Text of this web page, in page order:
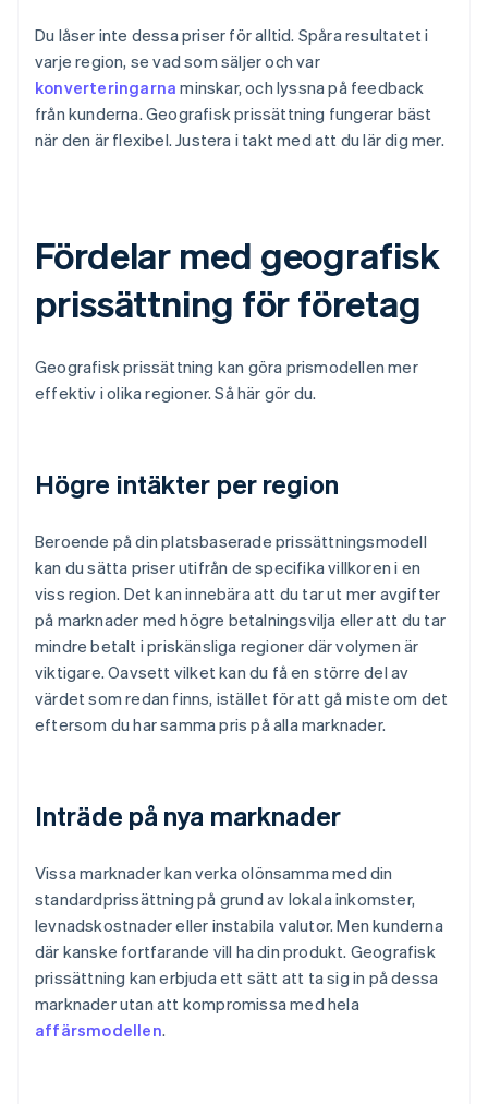
Du låser inte dessa priser för alltid. Spåra resultatet i
varje region, se vad som säljer och var
konverteringarna minskar, och lyssna på feedback
från kunderna. Geografisk prissättning fungerar bäst
när den är flexibel. Justera i takt med att du lär dig mer.
Fördelar med geografisk
prissättning för företag
Geografisk prissättning kan göra prismodellen mer
effektiv i olika regioner. Så här gör du.
Högre intäkter per region
Beroende på din platsbaserade prissättningsmodell
kan du sätta priser utifrån de specifika villkoren i en
viss region. Det kan innebära att du tar ut mer avgifter
på marknader med högre betalningsvilja eller att du tar
mindre betalt i priskänsliga regioner där volymen är
viktigare. Oavsett vilket kan du få en större del av
värdet som redan finns, istället för att gå miste om det
eftersom du har samma pris på alla marknader.
Inträde på nya marknader
Vissa marknader kan verka olönsamma med din
standardprissättning på grund av lokala inkomster,
levnadskostnader eller instabila valutor. Men kunderna
där kanske fortfarande vill ha din produkt. Geografisk
prissättning kan erbjuda ett sätt att ta sig in på dessa
marknader utan att kompromissa med hela
affärsmodellen.